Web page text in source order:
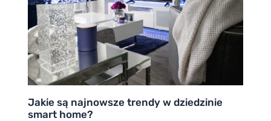
Jakie są najnowsze trendy w dziedzinie
smart home?